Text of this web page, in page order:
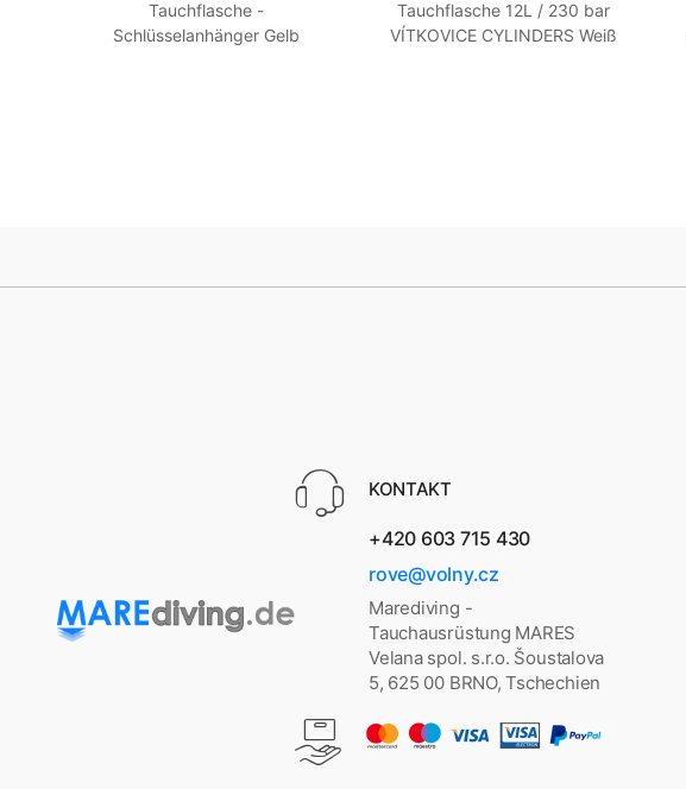
Tauchflasche -
Schlüsselanhänger Gelb
Tauchflasche 12L / 230 bar
VÍTKOVICE CYLINDERS Weiß
KONTAKT
+420 603 715 430
rove@volny.cz
Marediving -
Tauchausrüstung MARES
Velana spol. s.r.o. Šoustalova
5, 625 00 BRNO, Tschechien